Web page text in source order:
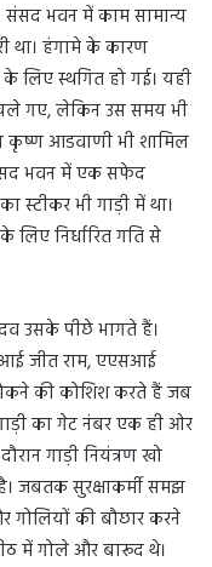
संसद भवन में काम सामान्य
था। हंगामे के कारण
लिए स्थगित हो गई। यही
गए, लेकिन उस समय भी
आडवाणी भी शामिल
भवन में एक सफेद
स्टीकर भी गाड़ी में था।
निर्धारित गति से
उसके पीछे भागते हैं।
जीत राम, एएसआई
की कोशिश करते हैं जब
का गेट नंबर एक ही ओर
गाड़ी नियंत्रण खो
जबतक सुरक्षाकर्मी समझ
की बौछार करने
में गोले और बारूद थे।